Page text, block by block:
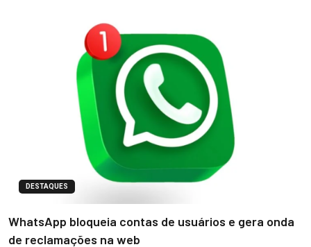
DESTAQUES
WhatsApp bloqueia contas de usuários e gera onda
de reclamações na web